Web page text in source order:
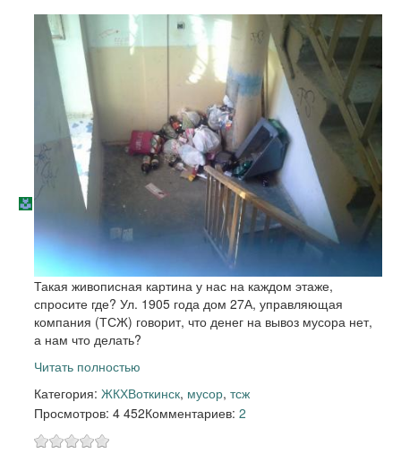
Такая живописная картина у нас на каждом этаже,
спросите где? Ул. 1905 года дом 27А, управляющая
компания (ТСЖ) говорит, что денег на вывоз мусора нет,
а нам что делать?
Читать полностью
Категория: ЖКХВоткинск, мусор, тсж
Просмотров: 4 452Комментариев: 2